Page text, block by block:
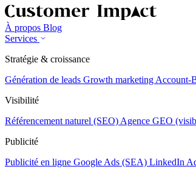
À propos Blog
Services
Stratégie & croissance
Génération de leads Growth marketing Account-
Visibilité
Référencement naturel (SEO) Agence GEO
Publicité
Publicité en ligne Google Ads (SEA) LinkedIn